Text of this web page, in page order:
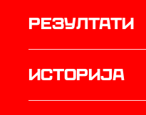
резултати
историја